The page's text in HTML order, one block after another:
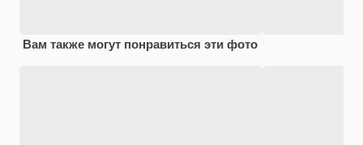
Вам также могут понравиться эти фото